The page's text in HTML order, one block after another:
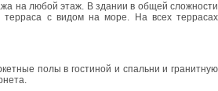
на любой этаж. В здании в общей сложности
терраса с видом на море. На всех террасах
полы в гостиной и спальни и гранитную